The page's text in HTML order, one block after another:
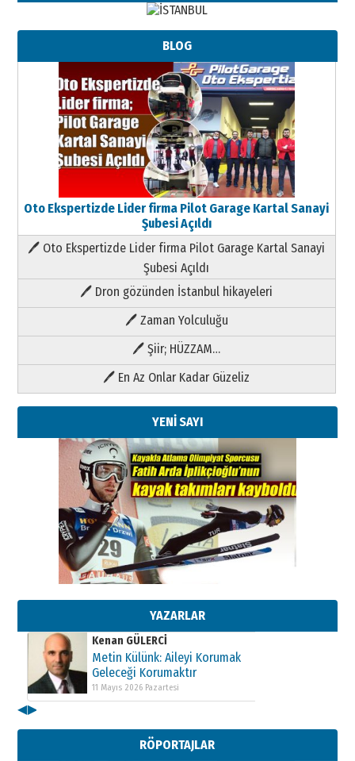
BLOG
Oto Ekspertizde Lider firma Pilot Garage Kartal Sanayi
Şubesi Açıldı
🖊 Oto Ekspertizde Lider firma Pilot Garage Kartal Sanayi
Şubesi Açıldı
🖊 Dron gözünden İstanbul hikayeleri
🖊 Zaman Yolculuğu
🖊 Şiir; HÜZZAM…
🖊 En Az Onlar Kadar Güzeliz
YENİ SAYI
YAZARLAR
Kenan GÜLERCİ
Metin Külünk: Aileyi Korumak
Geleceği Korumaktır
11 Mayıs 2026 Pazartesi
Kenan GÜLERCİ
Metin Külünk: Aileyi Korumak
Geleceği Korumaktır
Kenan GÜLERCİ
Metin Külünk: Aileyi Korumak
◀▶
RÖPORTAJLAR